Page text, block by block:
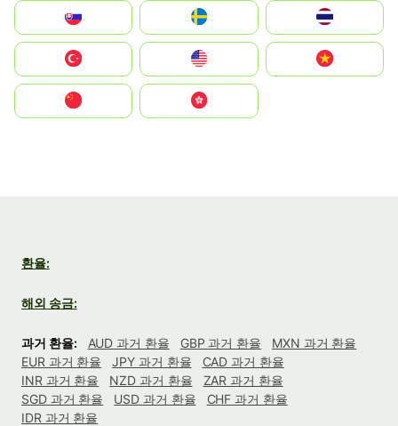
United States
中國香港特別行政區
환율:
해외 송금:
과거 환율: AUD 과거 환율 GBP 과거 환율
MXN 과거 환율
EUR 과거 환율
JPY 과거 환율
CAD 과거 환율
INR 과거 환율
NZD 과거 환율
ZAR 과거 환율
SGD 과거 환율
USD 과거 환율
CHF 과거 환율
IDR 과거 환율